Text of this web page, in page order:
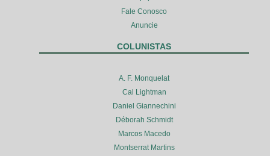
Fale Conosco
Anuncie
COLUNISTAS
A. F. Monquelat
Cal Lightman
Daniel Giannechini
Déborah Schmidt
Marcos Macedo
Montserrat Martins